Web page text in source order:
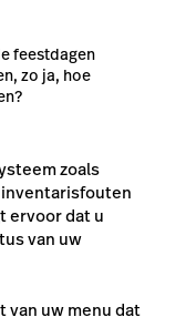
feestdagen
zo ja, hoe
zoals
ervoor dat u
van uw
van uw menu dat